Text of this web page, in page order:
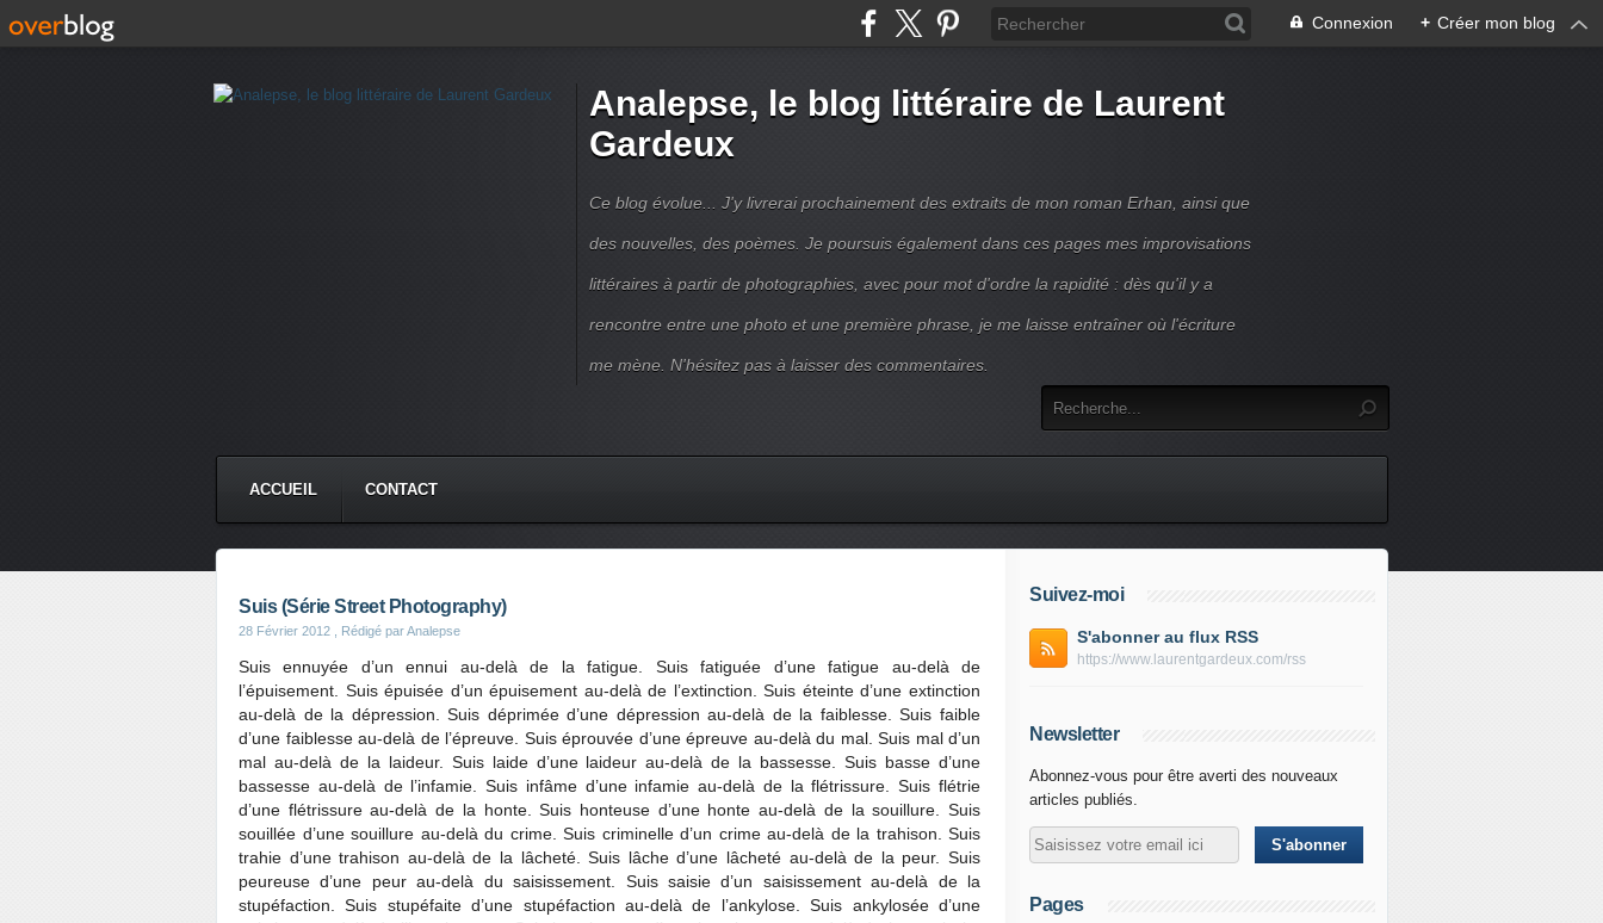
Connexion + Créer mon blog
Analepse, le blog littéraire de Laurent
Gardeux
Ce blog évolue... J'y livrerai prochainement des extraits de mon roman Erhan, ainsi que
des nouvelles, des poèmes. Je poursuis également dans ces pages mes improvisations
littéraires à partir de photographies, avec pour mot d'ordre la rapidité : dès qu'il y a
rencontre entre une photo et une première phrase, je me laisse entraîner où l'écriture
me mène. N'hésitez pas à laisser des commentaires.
ACCUEIL CONTACT
Suis (Série Street Photography)
28 Février 2012 , Rédigé par Analepse
Suis ennuyée d’un ennui au-delà de la fatigue. Suis fatiguée d’une fatigue au-delà de
l’épuisement. Suis épuisée d’un épuisement au-delà de l’extinction. Suis éteinte d’une extinction
au-delà de la dépression. Suis déprimée d’une dépression au-delà de la faiblesse. Suis faible
d’une faiblesse au-delà de l’épreuve. Suis éprouvée d’une épreuve au-delà du mal. Suis mal d’un
mal au-delà de la laideur. Suis laide d’une laideur au-delà de la bassesse. Suis basse d’une
bassesse au-delà de l’infamie. Suis infâme d’une infamie au-delà de la flétrissure. Suis flétrie
d’une flétrissure au-delà de la honte. Suis honteuse d’une honte au-delà de la souillure. Suis
souillée d’une souillure au-delà du crime. Suis criminelle d’un crime au-delà de la trahison. Suis
trahie d’une trahison au-delà de la lâcheté. Suis lâche d’une lâcheté au-delà de la peur. Suis
peureuse d’une peur au-delà du saisissement. Suis saisie d’un saisissement au-delà de la
stupéfaction. Suis stupéfaite d’une stupéfaction au-delà de l’ankylose. Suis ankylosée d’une
Suivez-moi
S'abonner au flux RSS
https://www.laurentgardeux.com/rss
Newsletter
Abonnez-vous pour être averti des nouveaux
articles publiés.
Pages